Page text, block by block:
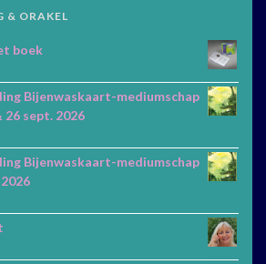
& ORAKEL
boek
Bijenwaskaart-mediumschap
26 sept. 2026
Bijenwaskaart-mediumschap